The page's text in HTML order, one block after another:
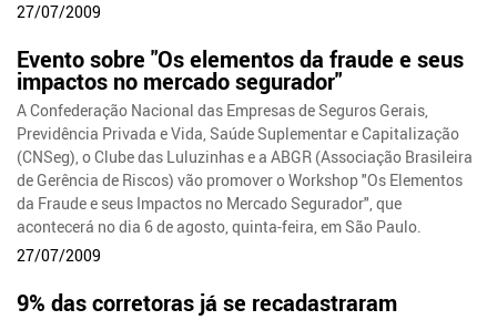
27/07/2009
Evento sobre "Os elementos da fraude e seus
impactos no mercado segurador"
A Confederação Nacional das Empresas de Seguros Gerais,
Previdência Privada e Vida, Saúde Suplementar e Capitalização
(CNSeg), o Clube das Luluzinhas e a ABGR (Associação Brasileira
de Gerência de Riscos) vão promover o Workshop "Os Elementos
da Fraude e seus Impactos no Mercado Segurador", que
acontecerá no dia 6 de agosto, quinta-feira, em São Paulo.
27/07/2009
9% das corretoras já se recadastraram